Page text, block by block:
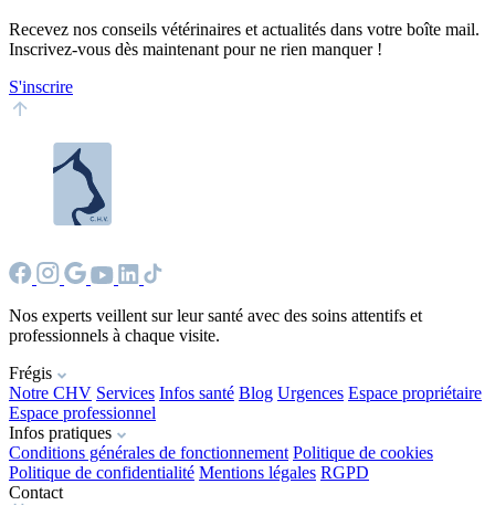
Recevez nos conseils vétérinaires et actualités dans votre boîte mail.
Inscrivez-vous dès maintenant pour ne rien manquer !
S'inscrire
Nos experts veillent sur leur santé avec des soins attentifs et
professionnels à chaque visite.
Frégis
Notre CHV Services Infos santé Blog Urgences Espace propriétaire
Espace professionnel
Infos pratiques
Conditions générales de fonctionnement Politique de cookies
Politique de confidentialité Mentions légales RGPD
Contact